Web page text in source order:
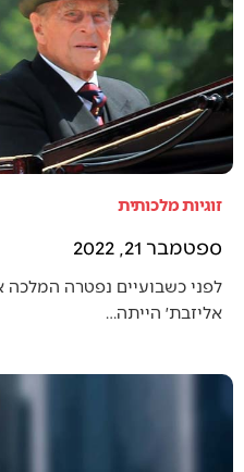
זוגיות מלכותית
ספטמבר 21, 2022
אליזבת׳ הייתה…